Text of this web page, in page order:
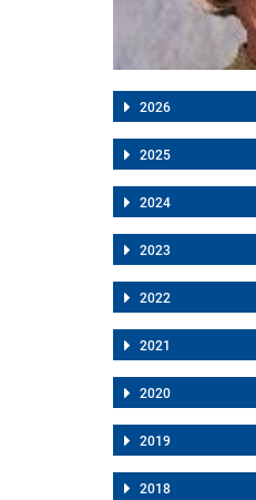
2026
2025
2024
2023
2022
2021
2020
2019
2018